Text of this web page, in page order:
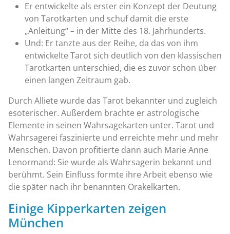
Er entwickelte als erster ein Konzept der Deutung
von Tarotkarten und schuf damit die erste
„Anleitung“ – in der Mitte des 18. Jahrhunderts.
Und: Er tanzte aus der Reihe, da das von ihm
entwickelte Tarot sich deutlich von den klassischen
Tarotkarten unterschied, die es zuvor schon über
einen langen Zeitraum gab.
Durch Alliete wurde das Tarot bekannter und zugleich
esoterischer. Außerdem brachte er astrologische
Elemente in seinen Wahrsagekarten unter. Tarot und
Wahrsagerei faszinierte und erreichte mehr und mehr
Menschen. Davon profitierte dann auch Marie Anne
Lenormand: Sie wurde als Wahrsagerin bekannt und
berühmt. Sein Einfluss formte ihre Arbeit ebenso wie
die später nach ihr benannten Orakelkarten.
Einige Kipperkarten zeigen
München